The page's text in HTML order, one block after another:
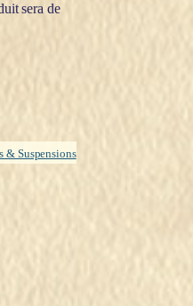
sera de
& Suspensions